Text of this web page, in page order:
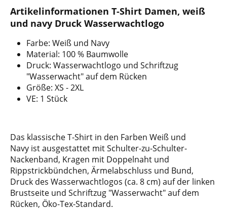
Artikelinformationen T-Shirt Damen, weiß
und navy Druck Wasserwachtlogo
Farbe: Weiß und Navy
Material: 100 % Baumwolle
Druck: Wasserwachtlogo und Schriftzug
"Wasserwacht" auf dem Rücken
Größe: XS - 2XL
VE: 1 Stück
Das klassische T-Shirt in den Farben Weiß und
Navy ist ausgestattet mit Schulter-zu-Schulter-
Nackenband, Kragen mit Doppelnaht und
Rippstrickbündchen, Ärmelabschluss und Bund,
Druck des Wasserwachtlogos (ca. 8 cm) auf der linken
Brustseite und Schriftzug "Wasserwacht" auf dem
Rücken, Öko-Tex-Standard.